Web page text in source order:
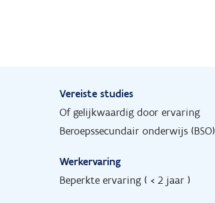
Vereiste studies
Of gelijkwaardig door ervaring
Beroepssecundair onderwijs (BSO)
Werkervaring
Beperkte ervaring ( < 2 jaar )